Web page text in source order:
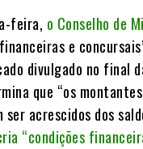
feira, o Conselho de
e
divulgado no final
que “os
acrescidos dos
“condições